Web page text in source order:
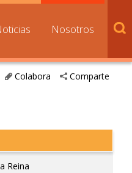
Nosotros
Comparte
Colabora
Reina